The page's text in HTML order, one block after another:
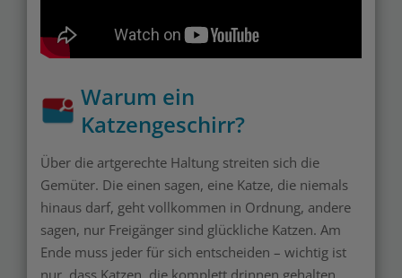
Warum ein
Katzengeschirr?
Über die artgerechte Haltung streiten sich die
Gemüter. Die einen sagen, eine Katze, die niemals
hinaus darf, geht vollkommen in Ordnung, andere
sagen, nur Freigänger sind glückliche Katzen. Am
Ende muss jeder für sich entscheiden – wichtig ist